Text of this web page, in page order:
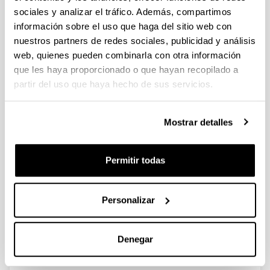
sociales y analizar el tráfico. Además, compartimos
información sobre el uso que haga del sitio web con
nuestros partners de redes sociales, publicidad y análisis
web, quienes pueden combinarla con otra información
que les haya proporcionado o que hayan recopilado a
partir del uso que haya hecho de sus servicios.
Mostrar detalles
Permitir todas
Personalizar
Denegar
Influence of temperature and
residence time in the pyrolysis of
woody biomass waste in a
continuous screw reactor
Urionabarrenechea, N. Rodríguez, I. Agirre, A.
Medio de publicación:
95
Página de inicio - Página de fin:
416 - 23